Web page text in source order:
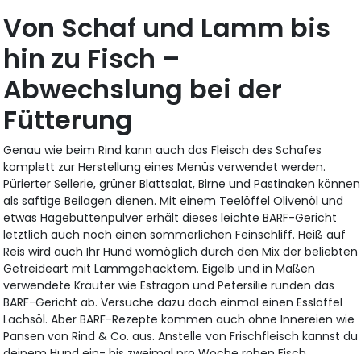
Von Schaf und Lamm bis
hin zu Fisch –
Abwechslung bei der
Fütterung
Genau wie beim Rind kann auch das Fleisch des Schafes
komplett zur Herstellung eines Menüs verwendet werden.
Pürierter Sellerie, grüner Blattsalat, Birne und Pastinaken können
als saftige Beilagen dienen. Mit einem Teelöffel Olivenöl und
etwas Hagebuttenpulver erhält dieses leichte BARF-Gericht
letztlich auch noch einen sommerlichen Feinschliff. Heiß auf
Reis wird auch Ihr Hund womöglich durch den Mix der beliebten
Getreideart mit Lammgehacktem. Eigelb und in Maßen
verwendete Kräuter wie Estragon und Petersilie runden das
BARF-Gericht ab. Versuche dazu doch einmal einen Esslöffel
Lachsöl. Aber BARF-Rezepte kommen auch ohne Innereien wie
Pansen von Rind & Co. aus. Anstelle von Frischfleisch kannst du